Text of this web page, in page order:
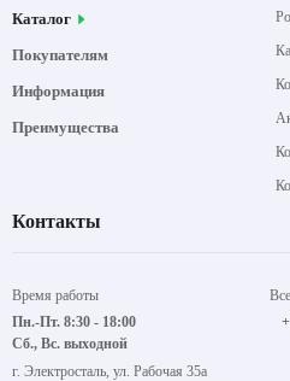
Каталог
Покупателям
Информация
Преимущества
Контакты
Время работы
Пн.-Пт. 8:30 - 18:00
Сб., Вс. выходной
г. Электросталь, ул. Рабочая 35а